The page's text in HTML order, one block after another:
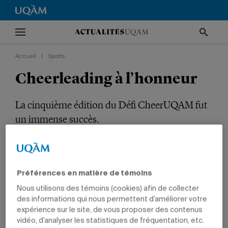
Accueil Sports
Cheerleading à l’honneur
La cinquième édition du Défi CheerUQAM fut
un immense succès.
SPORTS ÉTUDIANTS
20 mars 2014 à 9 h 03
Préférences en matière de témoins
Nous utilisons des témoins (cookies) afin de collecter
des informations qui nous permettent d’améliorer votre
expérience sur le site, de vous proposer des contenus
vidéo, d’analyser les statistiques de fréquentation, etc.